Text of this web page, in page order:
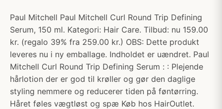
Paul Mitchell Paul Mitchell Curl Round Trip Defining
Serum, 150 ml. Kategori: Hair Care. Tilbud: nu 159.00
kr. (regalo 39% fra 259.00 kr.) OBS: Dette produkt
leveres nu i ny emballage. Indholdet er uændret. Paul
Mitchell Curl Round Trip Defining Serum : : Plejende
hårlotion der er god til krøller og gør den daglige
styling nemmere og reducerer tiden på føntørring.
Håret føles vægtløst og spæ Køb hos HairOutlet.